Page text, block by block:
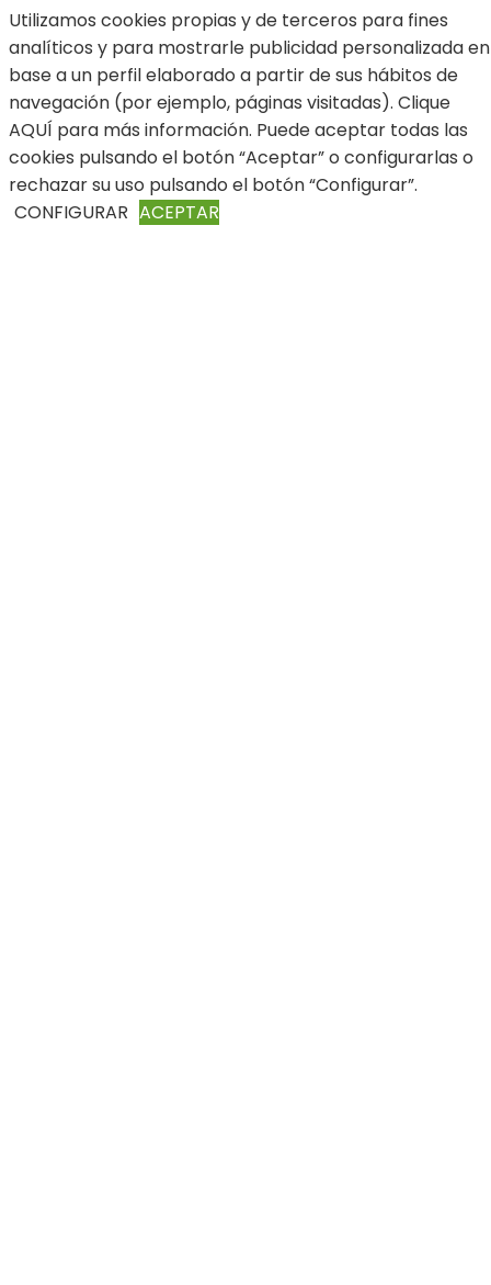
Utilizamos cookies propias y de terceros para fines
analíticos y para mostrarle publicidad personalizada en
base a un perfil elaborado a partir de sus hábitos de
navegación (por ejemplo, páginas visitadas). Clique
AQUÍ para más información. Puede aceptar todas las
cookies pulsando el botón “Aceptar” o configurarlas o
rechazar su uso pulsando el botón “Configurar”.
CONFIGURAR ACEPTAR